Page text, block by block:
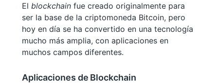
El blockchainfue creado originalmente para
ser la base de la criptomoneda Bitcoin, pero
hoy en día se ha convertido en una tecnología
mucho más amplia, con aplicaciones en
muchos campos diferentes.
Aplicaciones de Blockchain